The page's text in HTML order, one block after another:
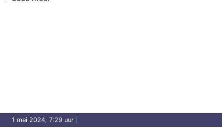
1 mei 2024, 7:29 uur